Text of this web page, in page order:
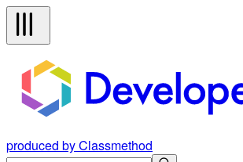
produced by Classmethod